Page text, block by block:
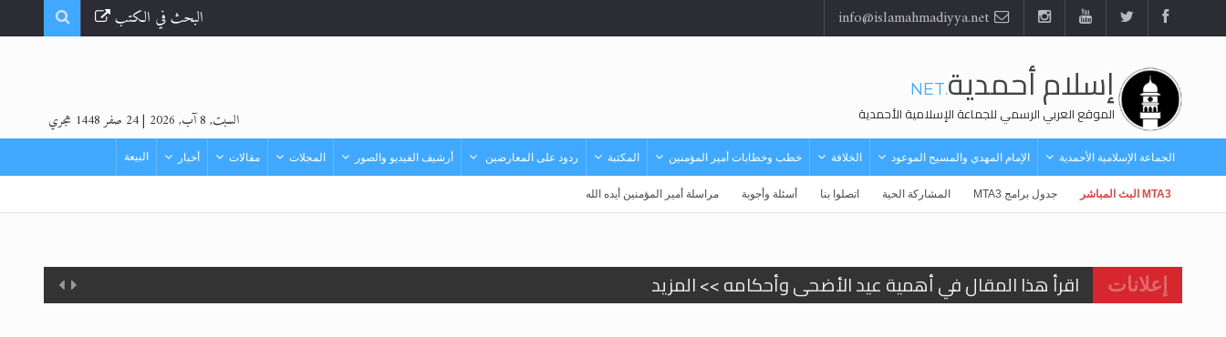
البحث في الكتب
إسلام أحمدية.NET
الموقع العربي الرسمي للجماعة الإسلامية الأحمدية السبت, 8 آب, 2026 |24 صفر 1448 هجري
الجماعة الإسلامية الأحمدية الإمام المهدي والمسيح الموعود الخلافة خطب وخطابات أمير المؤمنين المكتبة ردود على المعارضين أرشيف الفيديو والصور المجلات مقالات أخبار البيعة
MTA3 البث المباشر جدول برامج MTA3 المشاركة الحية اتصلوا بنا أسئلة وأجوبة مراسلة أمير المؤمنين أيده الله
إعلانات
اقرأ هذا المقال في أهمية عيد الأضحى وأحكامه >> المزيد